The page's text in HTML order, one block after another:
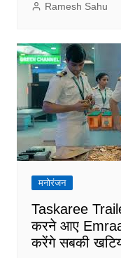
Ramesh Sahu
मनोरंजन
Taskaree
करने आए
करेंगे सबकी